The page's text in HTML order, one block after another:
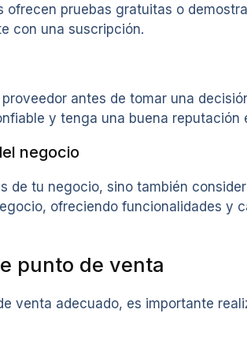
pruebas gratuitas o
con una suscripción.
antes de tomar una
y tenga una buena reputación
negocio
de tu negocio, sino también
ofreciendo funcionalidades y
punto de venta
venta adecuado, es importante